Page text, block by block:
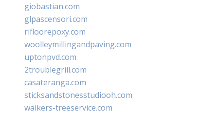
giobastian.com
glpascensori.com
rifloorepoxy.com
woolleymillingandpaving.com
uptonpvd.com
2troublegrill.com
casateranga.com
sticksandstonesstudiooh.com
walkers-treeservice.com